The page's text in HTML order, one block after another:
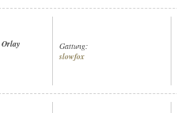
Orlay
Gattung:
slowfox